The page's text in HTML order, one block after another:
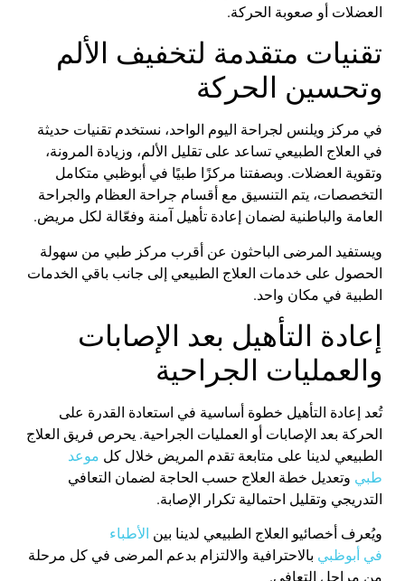
العضلات أو صعوبة الحركة.
تقنيات متقدمة لتخفيف الألم
وتحسين الحركة
في مركز ويلنس لجراحة اليوم الواحد، نستخدم تقنيات حديثة
في العلاج الطبيعي تساعد على تقليل الألم، وزيادة المرونة،
وتقوية العضلات. وبصفتنا مركزًا طبيًا في أبوظبي متكامل
التخصصات، يتم التنسيق مع أقسام جراحة العظام و الجراحة
العامة و الباطنية لضمان إعادة تأهيل آمنة وفعّالة لكل مريض.
ويستفيد المرضى الباحثون عن أقرب مركز طبي من سهولة
الحصول على خدمات العلاج الطبيعي إلى جانب باقي الخدمات
الطبية في مكان واحد.
إعادة التأهيل بعد الإصابات
والعمليات الجراحية
تُعد إعادة التأهيل خطوة أساسية في استعادة القدرة على
الحركة بعد الإصابات أو العمليات الجراحية. يحرص فريق العلاج
الطبيعي لدينا على متابعة تقدم المريض خلال كل موعد
طبي وتعديل خطة العلاج حسب الحاجة لضمان التعافي
التدريجي وتقليل احتمالية تكرار الإصابة.
ويُعرف أخصائيو العلاج الطبيعي لدينا بين الأطباء
في أبوظبي بالاحترافية والالتزام بدعم المرضى في كل مرحلة
من مراحل التعافي.